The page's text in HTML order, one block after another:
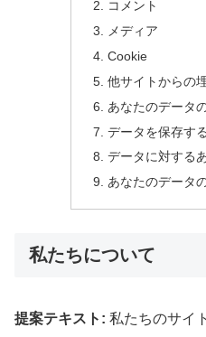
コメント
メディア
Cookie
他サイトからの
あなたのデータ
データを保存す
データに対する
あなたのデータ
私たちについて
提案テキスト: 私たちのサイ